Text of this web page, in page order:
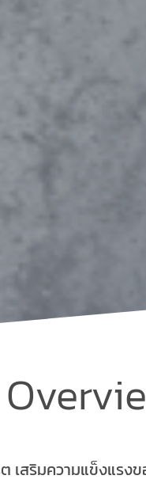
ริมความแข็งแรงข